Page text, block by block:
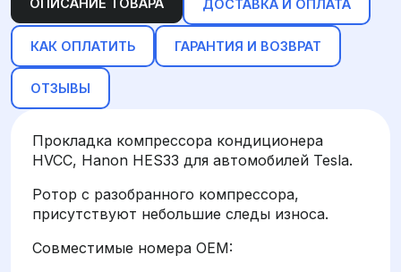
ОПИСАНИЕ ТОВАРА ДОСТАВКА И ОПЛАТА
КАК ОПЛАТИТЬ ГАРАНТИЯ И ВОЗВРАТ
ОТЗЫВЫ
Прокладка компрессора кондиционера
HVCC, Hanon HES33 для автомобилей Tesla.
Ротор с разобранного компрессора,
присутствуют небольшие следы износа.
Совместимые номера OEM: